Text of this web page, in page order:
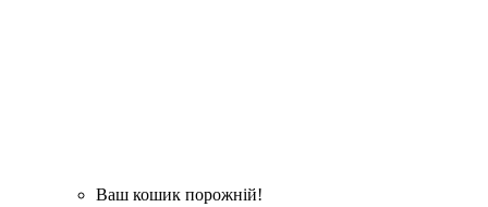
Ваш кошик порожній!